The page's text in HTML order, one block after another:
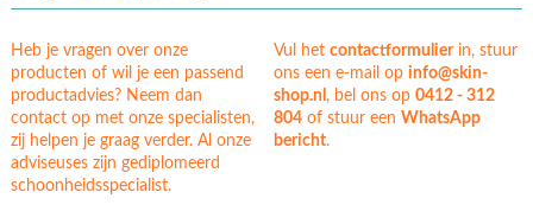
Heb je vragen over onze
producten of wil je een passend
productadvies? Neem dan
contact op met onze specialisten,
zij helpen je graag verder. Al onze
adviseuses zijn gediplomeerd
schoonheidsspecialist.
Vul hetcontactformulierin, stuur
ons een e-mail op info@skin-
shop.nl, bel ons op0412 - 312
804 of stuur eenWhatsApp
bericht.